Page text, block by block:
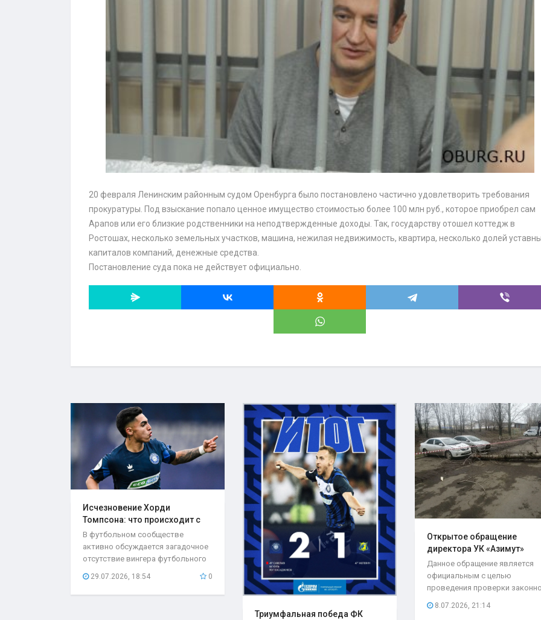
20 февраля Ленинским районным судом Оренбурга было постановлено частично удовлетворить требования
прокуратуры. Под взыскание попало ценное имущество стоимостью более 100 млн руб., которое приобрел сам
Арапов или его близкие родственники на неподтвержденные доходы. Так, государству отошел коттедж в
Ростошах, несколько земельных участков, машина, нежилая недвижимость, квартира, несколько долей
капиталов компаний, денежные средства.
Постановление суда пока не действует официально.
Исчезновение Хорди
Томпсона: что происходит с
игроком..
В футбольном сообществе
активно обсуждается загадочное
отсутствие вингера футбольного
клуба «Оренбург»...
29.07.2026, 18:54 0
Триумфальная победа ФК
Открытое обращение
директора УК «Азимут»
Елены..
Данное обращение является
официальным с целью
проведения проверки
8.07.2026, 21:14